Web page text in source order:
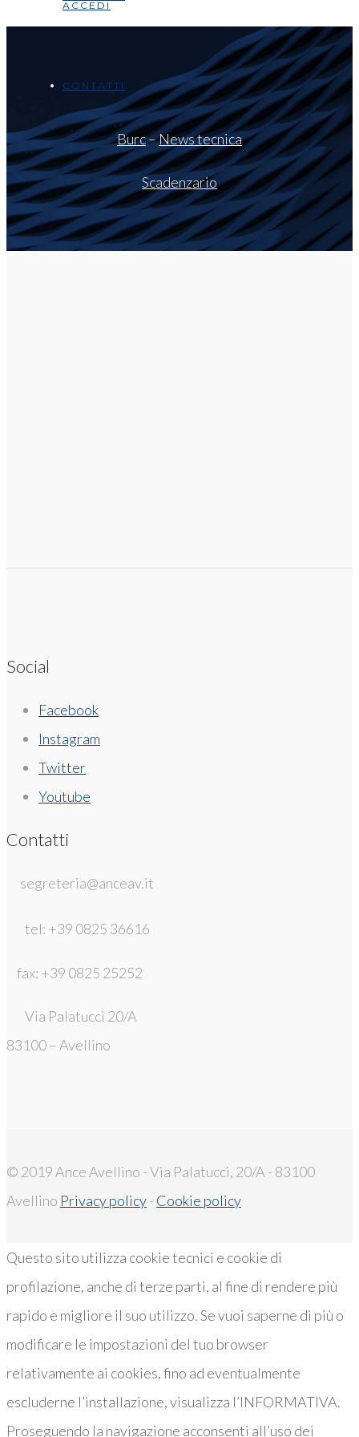
ACCEDI
CONTATTI
Burc–News tecnica
Scadenzario
Social
Facebook
Instagram
Twitter
Youtube
Contatti
segreteria@anceav.it
tel: +39 0825 36616
fax: +39 0825 25252
Via Palatucci 20/A
83100 – Avellino
© 2019 Ance Avellino - Via Palatucci, 20/A - 83100
Avellino Privacy policy- Cookie policy
Questo sito utilizza cookie tecnici e cookie di
profilazione, anche di terze parti, al fine di rendere più
rapido e migliore il suo utilizzo. Se vuoi saperne di più o
modificare le impostazioni del tuo browser
relativamente ai cookies, fino ad eventualmente
escluderne l’installazione, visualizza l’INFORMATIVA.
Proseguendo la navigazione acconsenti all’uso dei